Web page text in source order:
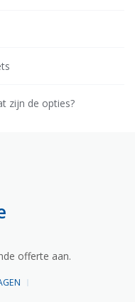
zijn de opties?
offerte aan.